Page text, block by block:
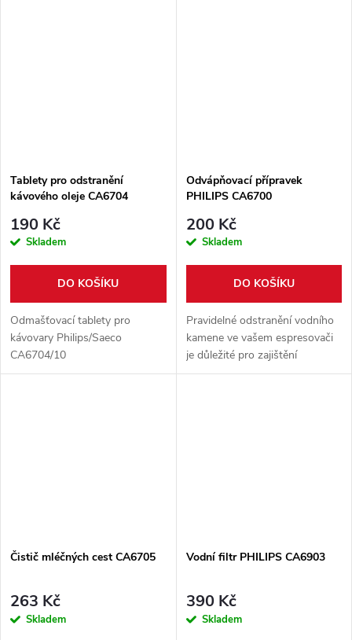
Tablety pro odstranění
kávového oleje CA6704
190 Kč
Skladem
DO KOŠÍKU
Odmašťovací tablety pro
kávovary Philips/Saeco
CA6704/10
Odvápňovací přípravek
PHILIPS CA6700
200 Kč
Skladem
DO KOŠÍKU
Pravidelné odstranění vodního
kamene ve vašem espresovači
je důležité pro zajištění
bezproblémového chodu
Čistič mléčných cest CA6705
263 Kč
Skladem
Vodní filtr PHILIPS CA6903
390 Kč
Skladem